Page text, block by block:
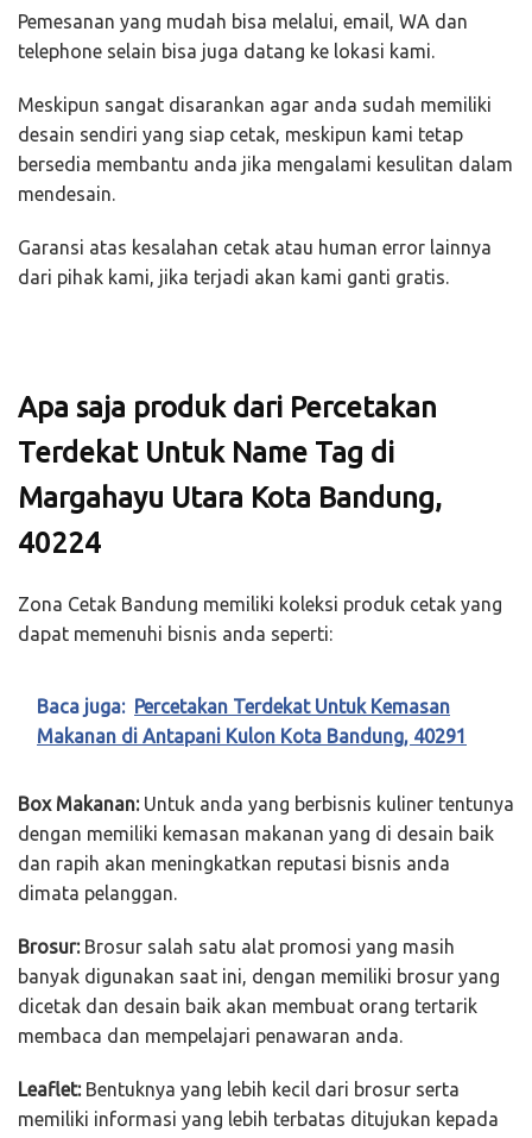
Pemesanan yang mudah bisa melalui, email, WA dan
telephone selain bisa juga datang ke lokasi kami.
Meskipun sangat disarankan agar anda sudah memiliki
desain sendiri yang siap cetak, meskipun kami tetap
bersedia membantu anda jika mengalami kesulitan dalam
mendesain.
Garansi atas kesalahan cetak atau human error lainnya
dari pihak kami, jika terjadi akan kami ganti gratis.
Apa saja produk dari Percetakan
Terdekat Untuk Name Tag di
Margahayu Utara Kota Bandung,
40224
Zona Cetak Bandung memiliki koleksi produk cetak yang
dapat memenuhi bisnis anda seperti:
Baca juga: Percetakan Terdekat Untuk Kemasan
Makanan di Antapani Kulon Kota Bandung, 40291
Box Makanan:Untuk anda yang berbisnis kuliner tentunya
dengan memiliki kemasan makanan yang di desain baik
dan rapih akan meningkatkan reputasi bisnis anda
dimata pelanggan.
Brosur:Brosur salah satu alat promosi yang masih
banyak digunakan saat ini, dengan memiliki brosur yang
dicetak dan desain baik akan membuat orang tertarik
membaca dan mempelajari penawaran anda.
Leaflet:Bentuknya yang lebih kecil dari brosur serta
memiliki informasi yang lebih terbatas ditujukan kepada